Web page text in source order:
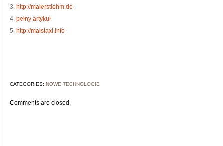
3. http://malerstiehm.de
4. pełny artykuł
5. http://malstaxi.info
CATEGORIES: NOWE TECHNOLOGIE
Comments are closed.